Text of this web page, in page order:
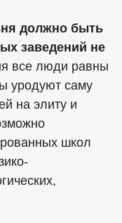
должно быть
заведений не
все люди равны
уродуют саму
на элиту и
школ